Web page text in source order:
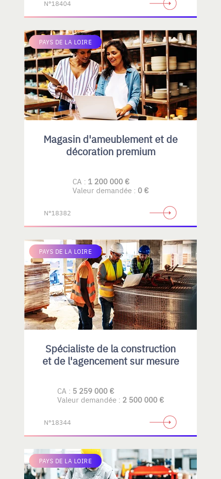
N°18404
PAYS DE LA LOIRE
Magasin d'ameublement et de
décoration premium
CA : 1 200 000 €
Valeur demandée : 0 €
N°18382
PAYS DE LA LOIRE
Spécialiste de la construction
et de l'agencement sur mesure
CA : 5 259 000 €
Valeur demandée : 2 500 000 €
N°18344
PAYS DE LA LOIRE